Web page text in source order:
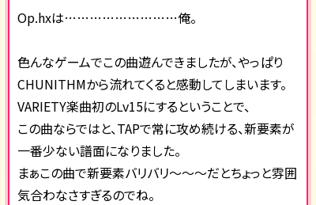
Op.hxは………………………俺。
色んなゲームでこの曲遊んできましたが、やっぱり
CHUNITHMから流れてくると感動してしまいます。
VARIETY楽曲初のLv15にするということで、
この曲ならではと、TAPで常に攻め続ける、新要素が
一番少ない譜面になりました。
まぁこの曲で新要素バリバリ～～～だとちょっと雰囲
気合わなさすぎるのでね。